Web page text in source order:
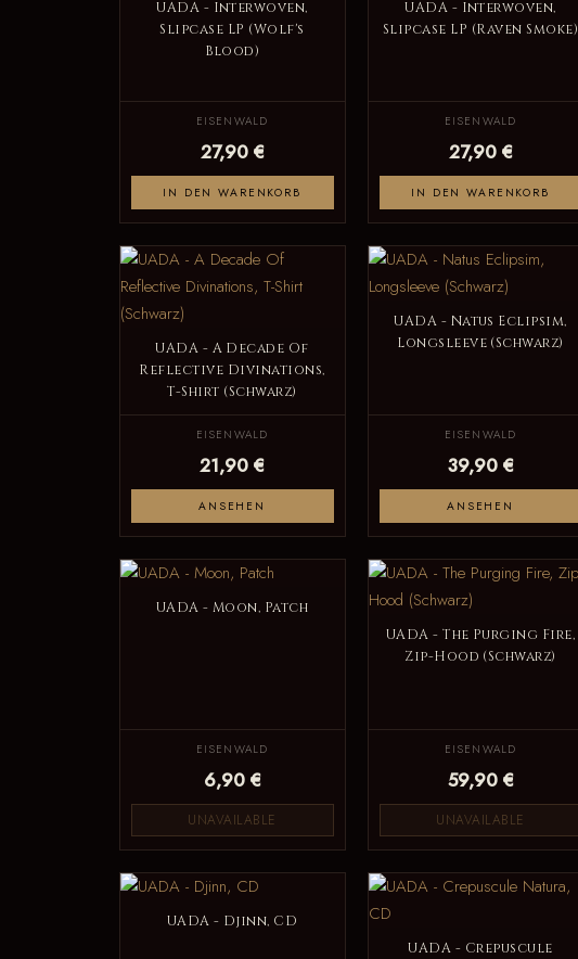
UADA - Interwoven,
Slipcase LP (Wolf's
Blood)
EISENWALD
27,90 €
IN DEN WARENKORB
UADA - Interwoven,
Slipcase LP (Raven Smoke)
EISENWALD
27,90 €
IN DEN WARENKORB
UADA - A Decade Of
Reflective Divinations,
T-Shirt (Schwarz)
EISENWALD
21,90 €
ANSEHEN
UADA - Natus Eclipsim,
Longsleeve (Schwarz)
EISENWALD
39,90 €
ANSEHEN
UADA - Moon, Patch
EISENWALD
6,90 €
UNAVAILABLE
UADA - The Purging Fire,
Zip-Hood (Schwarz)
EISENWALD
59,90 €
UNAVAILABLE
UADA - Djinn, CD
UADA - Crepuscule